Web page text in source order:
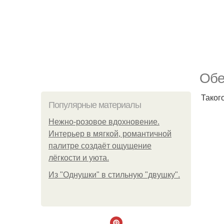
Популярные материалы
Нежно-розовое вдохновение.
Интерьер в мягкой, романтичной
палитре создаёт ощущение
лёгкости и уюта.
Из "Однушки" в стильную "двушку".